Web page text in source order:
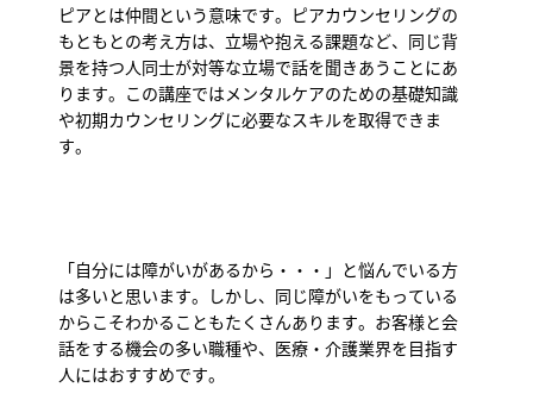
ピアとは仲間という意味です。ピアカウンセリングの
もともとの考え方は、立場や抱える課題など、同じ背
景を持つ人同士が対等な立場で話を聞きあうことにあ
ります。この講座ではメンタルケアのための基礎知識
や初期カウンセリングに必要なスキルを取得できま
す。
「自分には障がいがあるから・・・」と悩んでいる方
は多いと思います。しかし、同じ障がいをもっている
からこそわかることもたくさんあります。お客様と会
話をする機会の多い職種や、医療・介護業界を目指す
人にはおすすめです。